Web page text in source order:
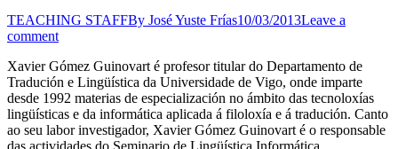
TEACHING STAFFBy José Yuste Frías10/03/2013Leave a
comment
Xavier Gómez Guinovart é profesor titular do Departamento de
Tradución e Lingüística da Universidade de Vigo, onde imparte
desde 1992 materias de especialización no ámbito das tecnoloxías
lingüísticas e da informática aplicada á filoloxía e á tradución. Canto
ao seu labor investigador, Xavier Gómez Guinovart é o responsable
das actividades do Seminario de Lingüística Informática…